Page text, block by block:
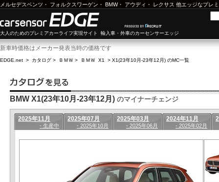
メルセデスベンツ ・ フォルクスワーゲン ・ BMW・ アウディ ・ レクサス 他エッジなプレ
大人のためのプレミアカーライフ実現サイト 輸入車・外車のカーセンサーエッジ
新車時価格はメーカー発表当時の価格です
EDGE.net > カタログ > ＢＭＷ > ＢＭＷ X1 > X1(23年10月-23年12月) のMC一覧
BMW X1(23年10月-23年12月) のマイナーチェンジ
2025年11月
- 生産中
2025年07月
- 2025年10月
2025年03月
- 2025年06月
2024年11月
- 2025年02月